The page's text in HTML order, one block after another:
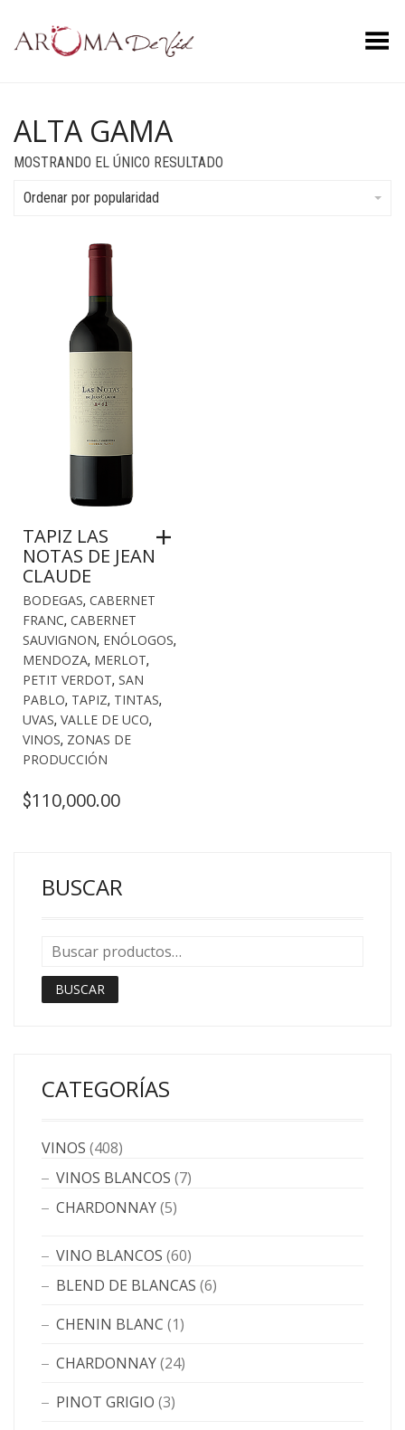
Menú
ALTA GAMA
MOSTRANDO EL ÚNICO RESULTADO
Ordenar por popularidad
TAPIZ LAS
NOTAS DE JEAN
CLAUDE
BODEGAS, CABERNET
FRANC, CABERNET
SAUVIGNON, ENÓLOGOS,
MENDOZA, MERLOT,
PETIT VERDOT, SAN
PABLO, TAPIZ, TINTAS,
UVAS, VALLE DE UCO,
VINOS, ZONAS DE
PRODUCCIÓN
$110,000.00
BUSCAR
BUSCAR
CATEGORÍAS
VINOS (408)
VINOS BLANCOS (7)
CHARDONNAY(5)
VINO BLANCOS (60)
BLEND DE BLANCAS (6)
CHENIN BLANC (1)
CHARDONNAY(24)
PINOT GRIGIO (3)